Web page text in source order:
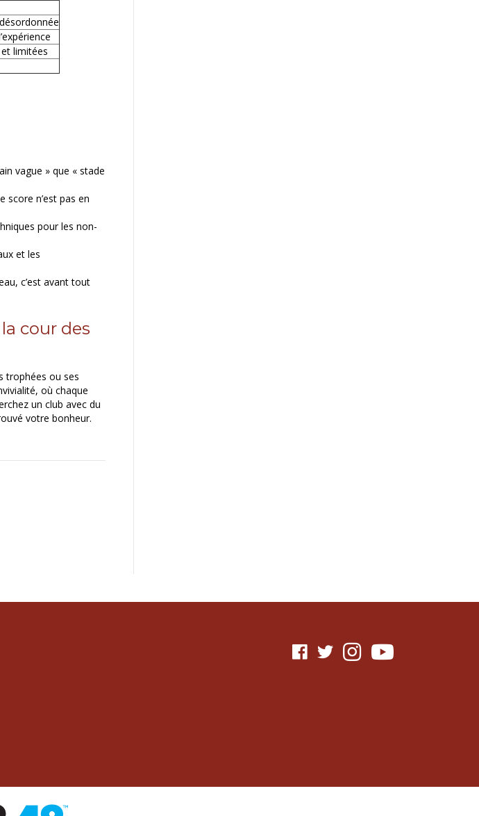
limitées
vague » que « stade
score n’est pas en
pour les non-
et les
c’est avant tout
cour des
trophées ou ses
où chaque
un club avec du
votre bonheur.